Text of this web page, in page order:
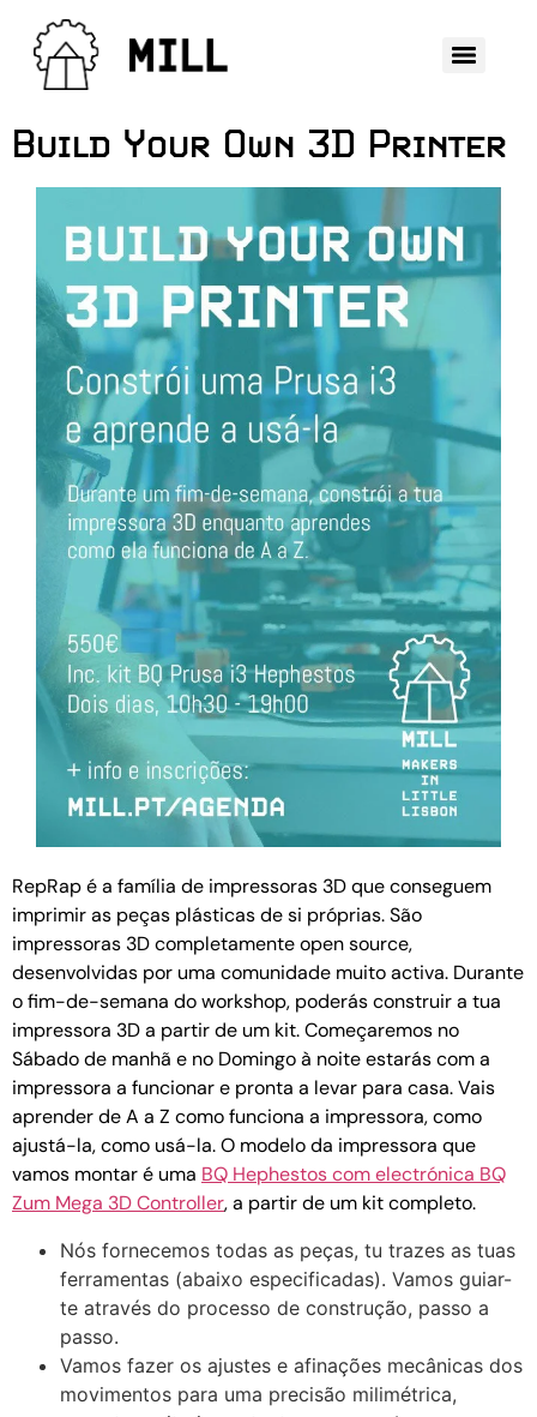
Build Your Own 3D Printer
RepRap é a família de impressoras 3D que conseguem
imprimir as peças plásticas de si próprias. São
impressoras 3D completamente open source,
desenvolvidas por uma comunidade muito activa. Durante
o fim-de-semana do workshop, poderás construir a tua
impressora 3D a partir de um kit. Começaremos no
Sábado de manhã e no Domingo à noite estarás com a
impressora a funcionar e pronta a levar para casa. Vais
aprender de A a Z como funciona a impressora, como
ajustá-la, como usá-la. O modelo da impressora que
vamos montar é uma BQ Hephestos com electrónica BQ
Zum Mega 3D Controller, a partir de um kit completo.
Nós fornecemos todas as peças, tu trazes as tuas
ferramentas (abaixo especificadas). Vamos guiar-
te através do processo de construção, passo a
passo.
Vamos fazer os ajustes e afinações mecânicas dos
movimentos para uma precisão milimétrica,